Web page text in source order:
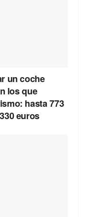
un coche
los que
hasta 773
euros